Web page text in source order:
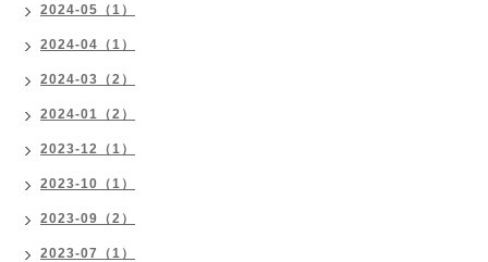
2024-05（1）
2024-04（1）
2024-03（2）
2024-01（2）
2023-12（1）
2023-10（1）
2023-09（2）
2023-07（1）